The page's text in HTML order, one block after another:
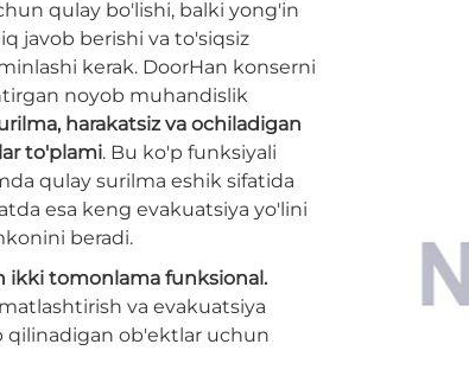
qulay bo'lishi, balki yong'in
javob berishi va to'siqsiz
kerak. DoorHan konserni
noyob muhandislik
harakatsiz va ochiladigan
to'plami. Bu ko'p funksiyali
qulay surilma eshik sifatida
esa keng evakuatsiya yo'lini
beradi.
ikki tomonlama funksional.
va evakuatsiya
qilinadigan ob'ektlar uchun